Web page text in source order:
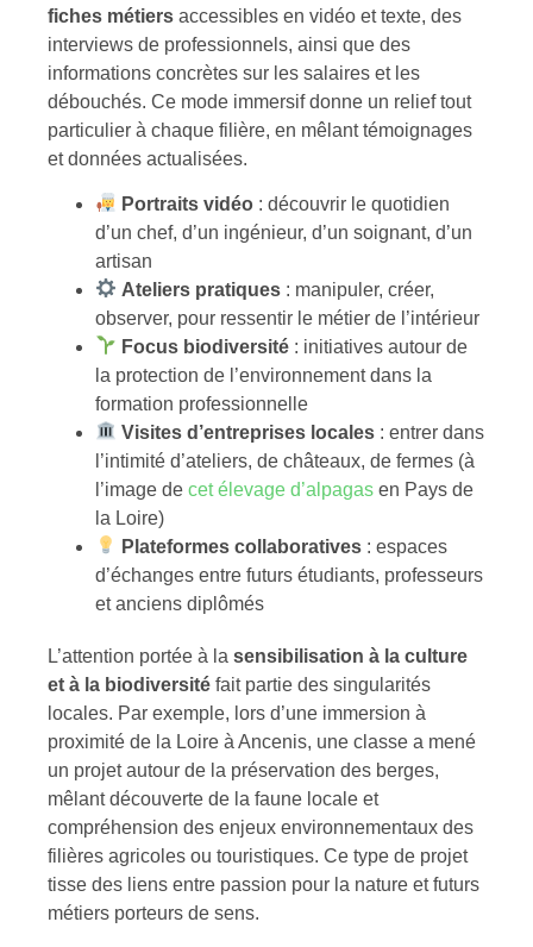
fiches métiers accessibles en vidéo et texte, des
interviews de professionnels, ainsi que des
informations concrètes sur les salaires et les
débouchés. Ce mode immersif donne un relief tout
particulier à chaque filière, en mêlant témoignages
et données actualisées.
Portraits vidéo : découvrir le quotidien
d’un chef, d’un ingénieur, d’un soignant, d’un
artisan
Ateliers pratiques : manipuler, créer,
observer, pour ressentir le métier de l’intérieur
Focus biodiversité : initiatives autour de
la protection de l’environnement dans la
formation professionnelle
Visites d’entreprises locales : entrer dans
l’intimité d’ateliers, de châteaux, de fermes (à
l’image de cet élevage d’alpagas en Pays de
la Loire)
Plateformes collaboratives : espaces
d’échanges entre futurs étudiants, professeurs
et anciens diplômés
L’attention portée à la sensibilisation à la culture
et à la biodiversité fait partie des singularités
locales. Par exemple, lors d’une immersion à
proximité de la Loire à Ancenis, une classe a mené
un projet autour de la préservation des berges,
mêlant découverte de la faune locale et
compréhension des enjeux environnementaux des
filières agricoles ou touristiques. Ce type de projet
tisse des liens entre passion pour la nature et futurs
métiers porteurs de sens.